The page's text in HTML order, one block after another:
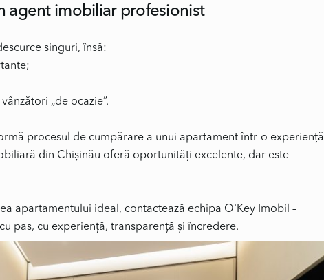
agent imobiliar profesionist
singuri, însă:
„de ocazie”.
procesul de cumpărare a unui apartament într-o experiență
din Chișinău oferă oportunități excelente, dar este
apartamentului ideal, contactează echipa O'Key Imobil –